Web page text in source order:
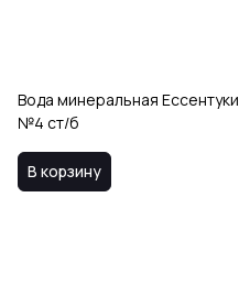
Вода минеральная Ессентуки
№4 ст/б
В корзину